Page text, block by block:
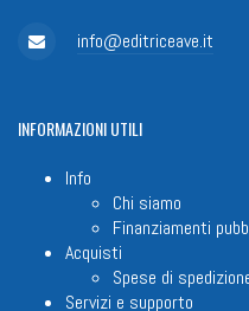
info@editriceave.it
INFORMAZIONIUTILI
Info
Chi siamo
Finanziamenti
Acquisti
Spese di
Servizi e supporto